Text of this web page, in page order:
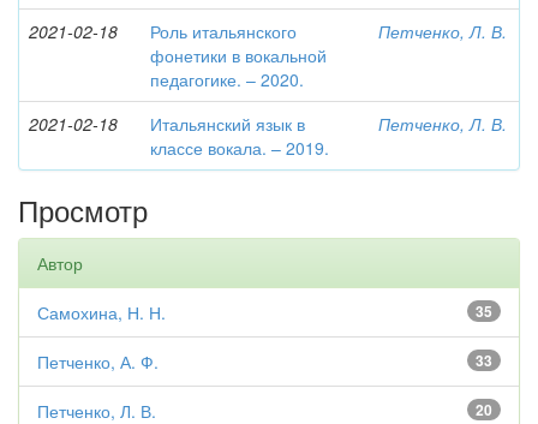
2021-02-18
Роль итальянского
фонетики в вокальной
педагогике. – 2020.
Петченко, Л. В.
2021-02-18
Итальянский язык в
классе вокала. – 2019.
Петченко, Л. В.
Просмотр
Автор
35
Самохина, Н. Н.
33
Петченко, А. Ф.
20
Петченко, Л. В.